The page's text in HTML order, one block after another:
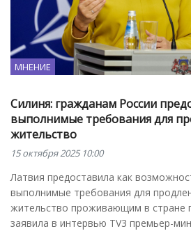
МНЕНИЕ
Силиня: гражданам России
выполнимые требования для
жительство
15 октября 2025 10:00
Латвия предоставила как
выполнимые требования для
жительство проживающим в стране
заявила в интервью TV3 премьер-